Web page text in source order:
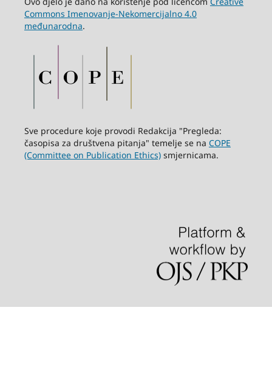
Commons Imenovanje-Nekomercijalno 4.0
međunarodna.
Sve procedure koje provodi Redakcija "Pregleda:
časopisa za društvena pitanja" temelje se na COPE
(Committee on Publication Ethics)smjernicama.